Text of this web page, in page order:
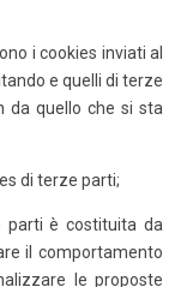
i cookies inviati al
e quelli di terze
da quello che si sta
di terze parti;
parti è costituita da
il comportamento
le proposte